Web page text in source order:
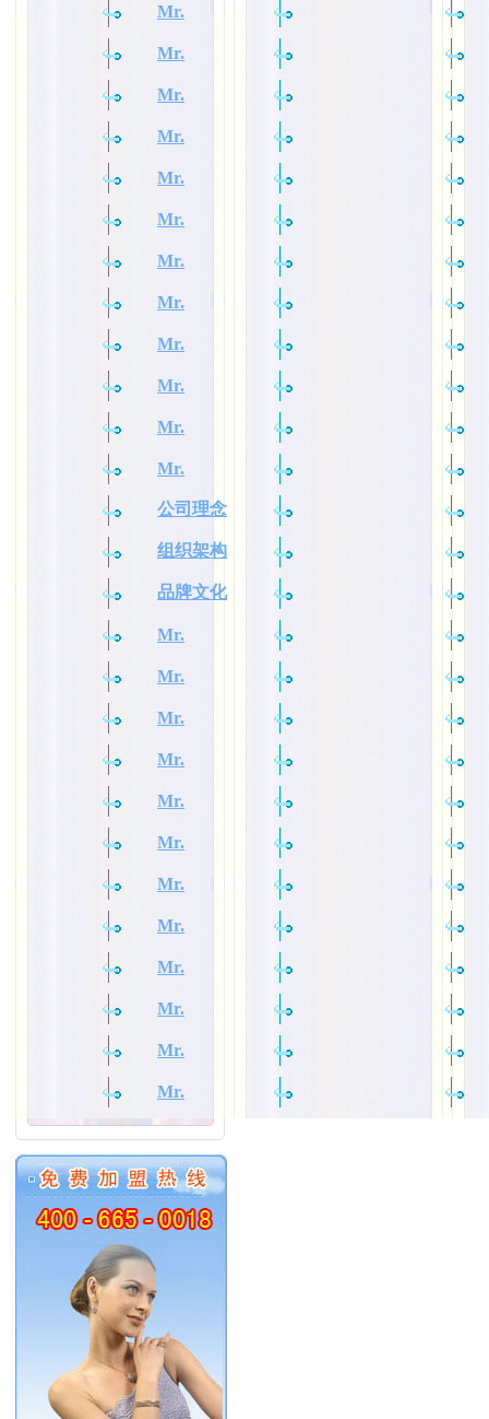
Mr.
Mr.
Mr.
Mr.
Mr.
Mr.
Mr.
Mr.
Mr.
Mr.
Mr.
Mr.
公司理念
组织架构
品牌文化
Mr.
Mr.
Mr.
Mr.
Mr.
Mr.
Mr.
Mr.
Mr.
Mr.
Mr.
Mr.